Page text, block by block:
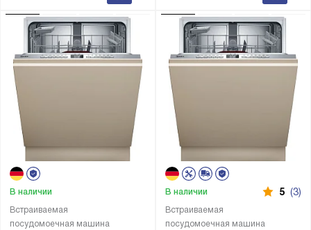
Встраиваемая
посудомоечная машина
В наличии
Встраиваемая
посудомоечная машина
В наличии 5 (3)